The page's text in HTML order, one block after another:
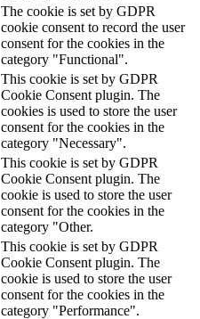
The cookie is set by GDPR
cookie consent to record the user
consent for the cookies in the
category "Functional".
This cookie is set by GDPR
Cookie Consent plugin. The
cookies is used to store the user
consent for the cookies in the
category "Necessary".
This cookie is set by GDPR
Cookie Consent plugin. The
cookie is used to store the user
consent for the cookies in the
category "Other.
This cookie is set by GDPR
Cookie Consent plugin. The
cookie is used to store the user
consent for the cookies in the
category "Performance".